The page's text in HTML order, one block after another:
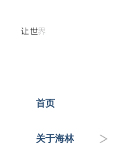
首页
关于海林